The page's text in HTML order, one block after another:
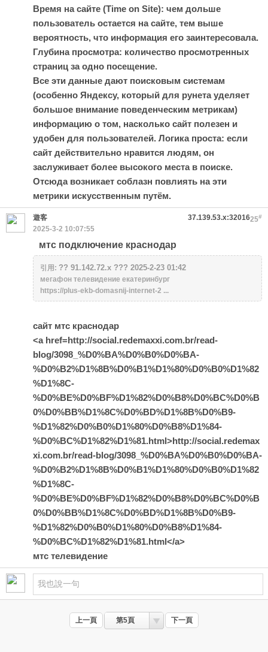
Время на сайте (Time on Site): чем дольше
пользователь остается на сайте, тем выше
вероятность, что информация его заинтересовала.
Глубина просмотра: количество просмотренных
страниц за одно посещение.
Все эти данные дают поисковым системам
(особенно Яндексу, который для рунета уделяет
большое внимание поведенческим метрикам)
информацию о том, насколько сайт полезен и
удобен для пользователей. Логика проста: если
сайт действительно нравится людям, он
заслуживает более высокого места в поиске.
Отсюда возникает соблазн повлиять на эти
метрики искусственным путём.
25#
遊客
37.139.53.x:32016
2025-3-2 10:07:55
мтс подключение краснодар
引用: ?? 91.142.72.x ??? 2025-2-23 01:42
мегафон телевидение екатеринбург
https://plus-ekb-domasnij-internet-2 ...
сайт мтс краснодар
<a href=http://social.redemaxxi.com.br/read-
blog/3098_%D0%BA%D0%B0%D0%BA-
%D0%B2%D1%8B%D0%B1%D1%80%D0%B0%D1%82
%D1%8C-
%D0%BE%D0%BF%D1%82%D0%B8%D0%BC%D0%B
0%D0%BB%D1%8C%D0%BD%D1%8B%D0%B9-
%D1%82%D0%B0%D1%80%D0%B8%D1%84-
%D0%BC%D1%82%D1%81.html>http://social.redemax
xi.com.br/read-blog/3098_%D0%BA%D0%B0%D0%BA-
%D0%B2%D1%8B%D0%B1%D1%80%D0%B0%D1%82
%D1%8C-
%D0%BE%D0%BF%D1%82%D0%B8%D0%BC%D0%B
0%D0%BB%D1%8C%D0%BD%D1%8B%D0%B9-
%D1%82%D0%B0%D1%80%D0%B8%D1%84-
%D0%BC%D1%82%D1%81.html</a>
мтс телевидение
上一頁 第5頁 下一頁